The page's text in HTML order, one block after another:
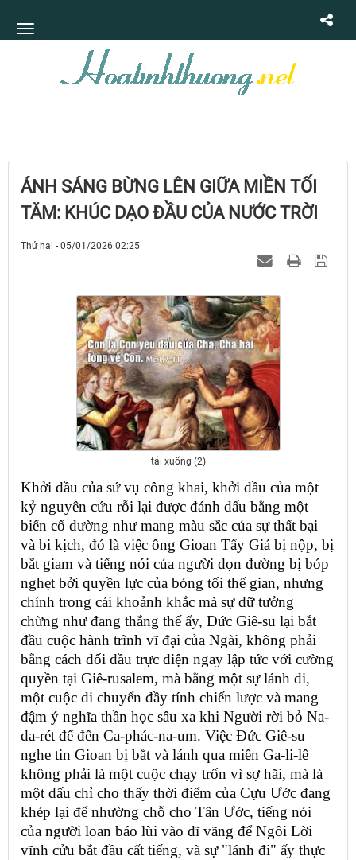
ÁNH SÁNG BỪNG LÊN GIỮA MIỀN TỐI
TĂM: KHÚC DẠO ĐẦU CỦA NƯỚC TRỜI
Thứ hai - 05/01/2026 02:25
tải xuống (2)
Khởi đầu của sứ vụ công khai, khởi đầu của một
kỷ nguyên cứu rỗi lại được đánh dấu bằng một
biến cố dường như mang màu sắc của sự thất bại
và bi kịch, đó là việc ông Gioan Tẩy Giả bị nộp, bị
bắt giam và tiếng nói của người dọn đường bị bóp
nghẹt bởi quyền lực của bóng tối thế gian, nhưng
chính trong cái khoảnh khắc mà sự dữ tưởng
chừng như đang thắng thế ấy, Đức Giê-su lại bắt
đầu cuộc hành trình vĩ đại của Ngài, không phải
bằng cách đối đầu trực diện ngay lập tức với cường
quyền tại Giê-rusalem, mà bằng một sự lánh đi,
một cuộc di chuyển đầy tính chiến lược và mang
đậm ý nghĩa thần học sâu xa khi Người rời bỏ Na-
da-rét để đến Ca-phác-na-um. Việc Đức Giê-su
nghe tin Gioan bị bắt và lánh qua miền Ga-li-lê
không phải là một cuộc chạy trốn vì sợ hãi, mà là
một dấu chỉ cho thấy thời điểm của Cựu Ước đang
khép lại để nhường chỗ cho Tân Ước, tiếng nói
của người loan báo lùi vào dĩ vãng để Ngôi Lời
vĩnh cửu bắt đầu cất tiếng, và sự "lánh đi" ấy thực